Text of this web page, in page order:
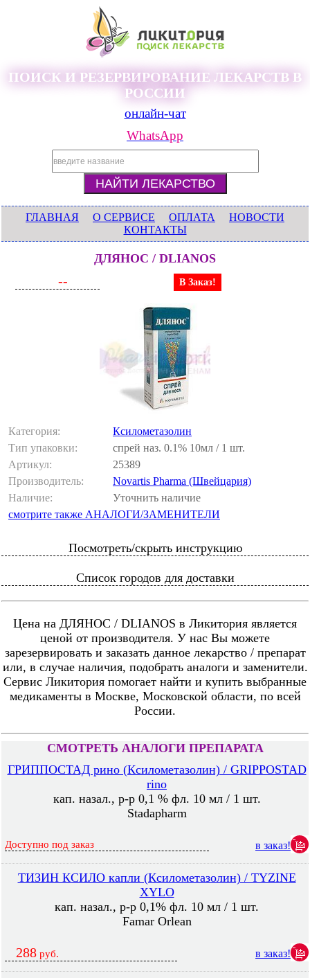
ПОИСК И РЕЗЕРВИРОВАНИЕ ЛЕКАРСТВ В
РОССИИ
онлайн-чат
WhatsApp
ГЛАВНАЯ О СЕРВИСЕ ОПЛАТА
НОВОСТИ
КОНТАКТЫ
ДЛЯНОС / DLIANOS
-- В Заказ!
Категория:
Ксилометазолин
Тип упаковки:
спрей наз. 0.1% 10мл / 1 шт.
Артикул:
25389
Производитель:
Novartis Pharma (Швейцария)
Наличие:
Уточнить наличие
смотрите также АНАЛОГИ/ЗАМЕНИТЕЛИ
Посмотреть/скрыть инструкцию
Список городов для доставки
Цена на ДЛЯНОС / DLIANOS в Ликитория является
ценой от производителя. У нас Вы можете
зарезервировать и заказать данное лекарство / препарат
или, в случае наличия, подобрать аналоги и заменители.
Сервис Ликитория помогает найти и купить выбранные
медикаменты в Москве, Московской области, по всей
России.
СМОТРЕТЬ АНАЛОГИ ПРЕПАРАТА
ГРИППОСТАД рино (Ксилометазолин) / GRIPPOSTAD
rino
кап. назал., р-р 0,1 % фл. 10 мл / 1 шт.
Stadapharm
Доступно под заказ в заказ!
ТИЗИН КСИЛО капли (Ксилометазолин) / TYZINE
XYLO
кап. назал., р-р 0,1% фл. 10 мл / 1 шт.
Famar Orlean
288 руб. в заказ!